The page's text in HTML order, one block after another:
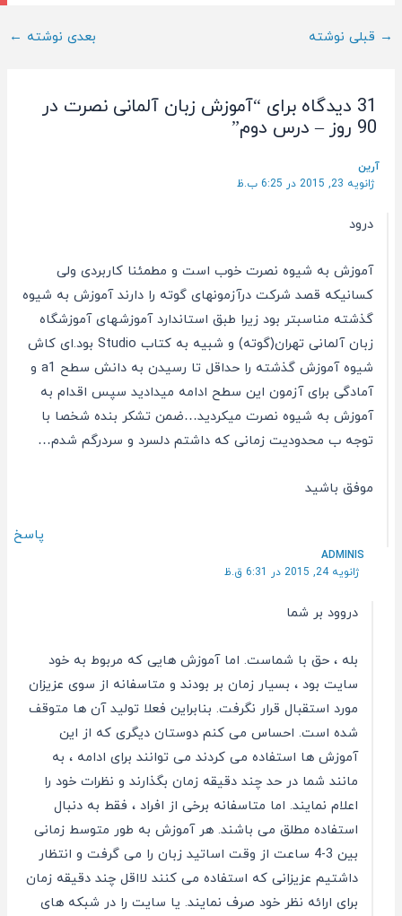
ناوبری
→قبلی نوشته بعدی نوشته ←
31 دیدگاه برای “آموزش زبان آلمانی نصرت در
90 روز – درس دوم”
آرین
ژانویه 23, 2015 در 6:25 ب.ظ
درود
آموزش به شیوه نصرت خوب است و مطمئنا کاربردی ولی
کسانیکه قصد شرکت درآزمونهای گوته را دارند آموزش به شیوه
گذشته مناسبتر بود زیرا طبق استاندارد آموزشهای آموزشگاه
زبان آلمانی تهران(گوته) و شبیه به کتاب Studio بود.ای کاش
شیوه آموزش گذشته را حداقل تا رسیدن به دانش سطح a1 و
آمادگی برای آزمون این سطح ادامه میدادید سپس اقدام به
آموزش به شیوه نصرت میکردید…ضمن تشکر بنده شخصا با
توجه ب محدودیت زمانی که داشتم دلسرد و سردرگم شدم…
موفق باشید
پاسخ
ADMINIS
ژانویه 24, 2015 در 6:31 ق.ظ
دروود بر شما
بله ، حق با شماست. اما آموزش هایی که مربوط به خود
سایت بود ، بسیار زمان بر بودند و متاسفانه از سوی عزیزان
مورد استقبال قرار نگرفت. بنابراین فعلا تولید آن ها متوقف
شده است. احساس می کنم دوستان دیگری که از این
آموزش ها استفاده می کردند می توانند برای ادامه ، به
مانند شما در حد چند دقیقه زمان بگذارند و نظرات خود را
اعلام نمایند. اما متاسفانه برخی از افراد ، فقط به دنبال
استفاده مطلق می باشند. هر آموزش به طور متوسط زمانی
بین 3-4 ساعت از وقت اساتید زبان را می گرفت و انتظار
داشتیم عزیزانی که استفاده می کنند لااقل چند دقیقه زمان
برای ارائه نظر خود صرف نمایند. یا سایت را در شبکه های